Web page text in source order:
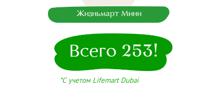
Всего 253!
Жизньмарт Мини
*С учетом Lifemart Dubai